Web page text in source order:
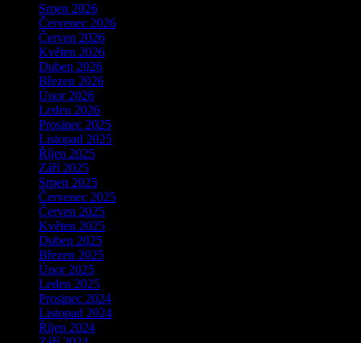
Srpen 2026
Červenec 2026
Červen 2026
Květen 2026
Duben 2026
Březen 2026
Únor 2026
Leden 2026
Prosinec 2025
Listopad 2025
Říjen 2025
Září 2025
Srpen 2025
Červenec 2025
Červen 2025
Květen 2025
Duben 2025
Březen 2025
Únor 2025
Leden 2025
Prosinec 2024
Listopad 2024
Říjen 2024